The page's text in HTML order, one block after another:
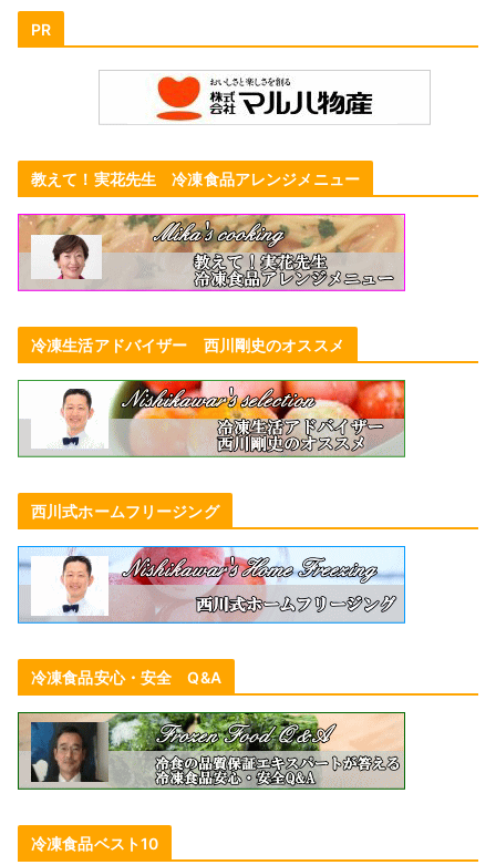
PR
教えて！実花先生 冷凍食品アレンジメニュー
冷凍生活アドバイザー 西川剛史のオススメ
西川式ホームフリージング
冷凍食品安心・安全 Q&A
冷凍食品ベスト10